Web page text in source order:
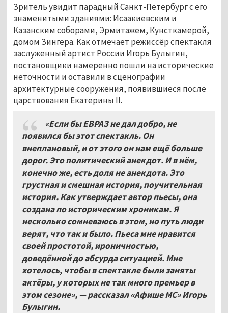
Зритель увидит парадный Санкт-Петербург с его
знаменитыми зданиями: Исаакиевским и
Казанским соборами, Эрмитажем, Кунсткамерой,
домом Зингера. Как отмечает режиссёр спектакля
заслуженный артист России Игорь Булыгин,
постановщики намеренно пошли на исторические
неточности и оставили в сценографии
архитектурные сооружения, появившиеся после
царствования Екатерины II.
«Если бы ЕВРАЗ не дал добро, не
появился бы этот спектакль. Он
внеплановый, и от этого он нам ещё больше
дорог. Это политический анекдот. И в нём,
конечно же, есть доля не анекдота. Это
грустная и смешная история, поучительная
история. Как утверждает автор пьесы, она
создана по историческим хроникам. Я
несколько сомневаюсь в этом, но путь люди
верят, что так и было. Пьеса мне нравится
своей простотой, ироничностью,
доведённой до абсурда ситуацией. Мне
хотелось, чтобы в спектакле были заняты
актёры, у которых не так много премьер в
этом сезоне», — рассказал «Афише МС» Игорь
Булыгин.